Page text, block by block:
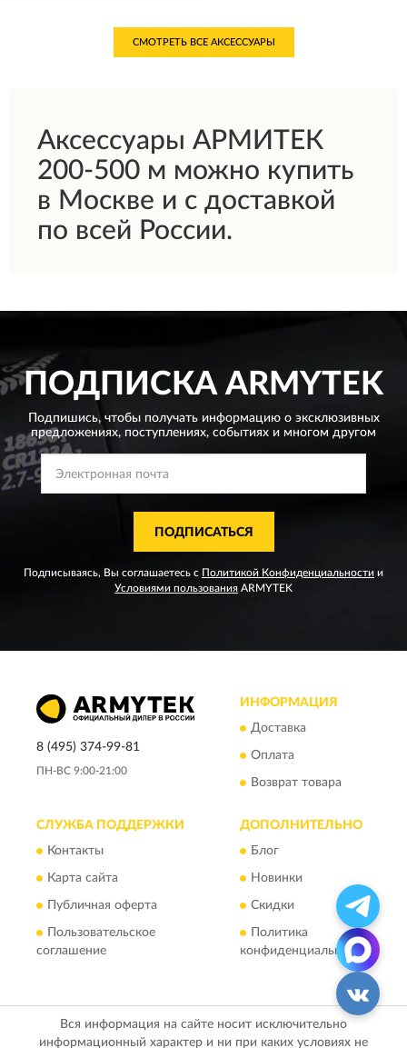
СМОТРЕТЬ ВСЕ АКСЕССУАРЫ
Аксессуары АРМИТЕК
200-500 м можно купить
в Москве и с доставкой
по всей России.
ПОДПИСКА ARMYTEK
Подпишись, чтобы получать информацию о эксклюзивных
предложениях, поступлениях, событиях и многом другом
ПОДПИСАТЬСЯ
Подписываясь, Вы соглашаетесь с Политикой Конфиденциальности и
Условиями пользования ARMYTEK
8 (495) 374-99-81
ПН-ВС 9:00-21:00
ИНФОРМАЦИЯ
Доставка
Оплата
Возврат товара
СЛУЖБА ПОДДЕРЖКИ
Контакты
Карта сайта
Публичная оферта
Пользовательское
соглашение
ДОПОЛНИТЕЛЬНО
Блог
Новинки
Скидки
Политика
конфиденциальности
Вся информация на сайте носит исключительно
информационный характер и ни при каких условиях не